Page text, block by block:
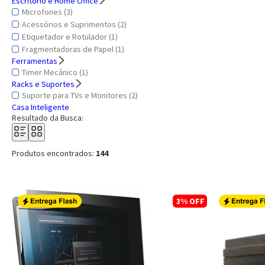
Microfones (3)
Acessórios e Suprimentos (2)
Etiquetador e Rotulador (1)
Fragmentadoras de Papel (1)
Ferramentas
Timer Mecânico (1)
Racks e Suportes
Suporte para TVs e Monitores (2)
Casa Inteligente
Resultado da Busca:
Produtos encontrados: 144
3% OFF